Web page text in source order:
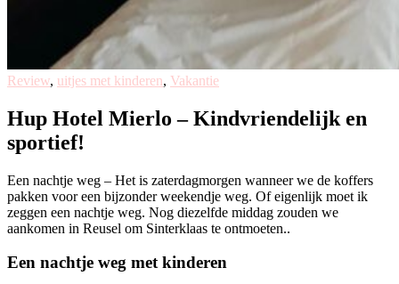
Review, uitjes met kinderen, Vakantie
Hup Hotel Mierlo – Kindvriendelijk en
sportief!
Een nachtje weg – Het is zaterdagmorgen wanneer we de koffers
pakken voor een bijzonder weekendje weg. Of eigenlijk moet ik
zeggen een nachtje weg. Nog diezelfde middag zouden we
aankomen in Reusel om Sinterklaas te ontmoeten..
Een nachtje weg met kinderen